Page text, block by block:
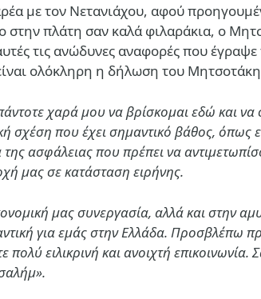
με τον Νετανιάχου, αφού
στην πλάτη σαν καλά φιλαράκια, ο
τις ανώδυνες αναφορές που έγραψε
ολόκληρη η δήλωση του
χαρά μου να βρίσκομαι εδώ και να
σχέση που έχει σημαντικό βάθος, όπως
ασφάλειας που πρέπει να
μας σε κατάσταση ειρήνης.
μας συνεργασία, αλλά και στην
για εμάς στην Ελλάδα. Προσβλέπω
ειλικρινή και ανοιχτή επικοινωνία.